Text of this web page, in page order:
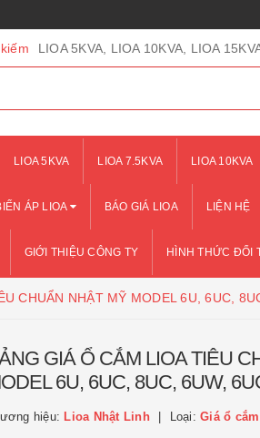
LIOA 5KVA, LIOA 10KVA, LIOA
LIOA 5KVA LIOA 7.5KVA LIOA 10KVA
ÁP LIOA BÁO GIÁ LIOA LIỆN HỆ
GIỚI THIỆU CÔNG TY HÌNH THỨC ĐỔI
CHUẨN NHẬT MỸ MODEL 6U, 6UC,
GIÁ Ổ CẮM LIOA TIÊU
6U, 6UC, 8UC, 6UW,
hiệu: Lioa Nhật Linh Loại: Giá ổ